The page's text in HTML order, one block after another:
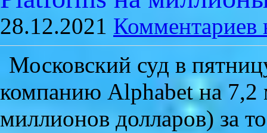
28.12.2021 Комментариев
Московский суд в
компанию Alphabet на 7,2
миллионов долларов) за